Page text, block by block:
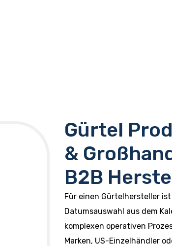
Gürtel
&
B2B
Für einen Gürtelhersteller
Datumsauswahl aus dem
komplexen operativen
Marken, US-Einzelhändler